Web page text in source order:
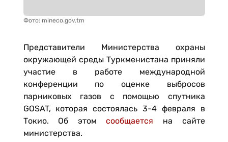
Фото: mineco.gov.tm
Представители Министерства охраны
окружающей среды Туркменистана приняли
участие в работе международной
конференции по оценке выбросов
парниковых газов с помощью спутника
GOSAT, которая состоялась 3-4 февраля в
Токио. Об этомсообщается на сайте
министерства.